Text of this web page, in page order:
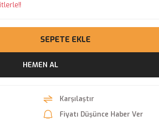
SEPETE EKLE
HEMEN AL
Karşılaştır
Fiyatı Düşünce Haber Ver